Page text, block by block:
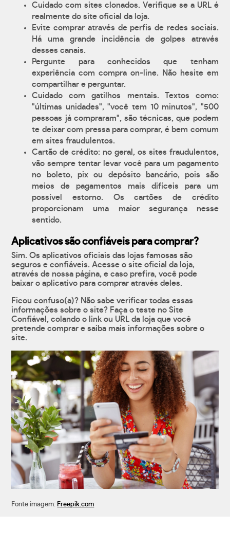
Cuidado com sites clonados. Verifique se a URL é
realmente do site oficial da loja.
Evite comprar através de perfis de redes sociais.
Há uma grande incidência de golpes através
desses canais.
Pergunte para conhecidos que tenham
experiência com compra on-line. Não hesite em
compartilhar e perguntar.
Cuidado com gatilhos mentais. Textos como:
"últimas unidades", "você tem 10 minutos", "500
pessoas já compraram", são técnicas, que podem
te deixar com pressa para comprar, é bem comum
em sites fraudulentos.
Cartão de crédito: no geral, os sites fraudulentos,
vão sempre tentar levar você para um pagamento
no boleto, pix ou depósito bancário, pois são
meios de pagamentos mais difíceis para um
possível estorno. Os cartões de crédito
proporcionam uma maior segurança nesse
sentido.
Aplicativos são confiáveis para comprar?
Sim. Os aplicativos oficiais das lojas famosas são
seguros e confiáveis. Acesse o site oficial da loja,
através de nossa página, e caso prefira, você pode
baixar o aplicativo para comprar através deles.
Ficou confuso(a)? Não sabe verificar todas essas
informações sobre o site? Faça o teste no Site
Confiável, colando o link ou URL da loja que você
pretende comprar e saiba mais informações sobre o
site.
Fonte imagem: Freepik.com